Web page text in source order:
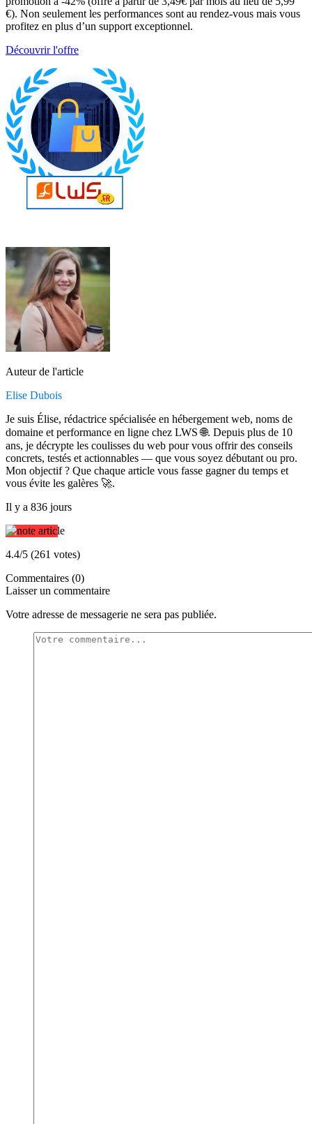
€). Non seulement les performances sont au rendez-vous mais vous
profitez en plus d’un support exceptionnel.
Découvrir l'offre
Auteur de l'article
Elise Dubois
Je suis Élise, rédactrice spécialisée en hébergement web, noms de
domaine et performance en ligne chez LWS 🌐. Depuis plus de 10
ans, je décrypte les coulisses du web pour vous offrir des conseils
concrets, testés et actionnables — que vous soyez débutant ou pro.
Mon objectif ? Que chaque article vous fasse gagner du temps et
vous évite les galères 🚀.
Il y a 836 jours
4.4/5 (261 votes)
Commentaires (0)
Laisser un commentaire
Votre adresse de messagerie ne sera pas publiée.